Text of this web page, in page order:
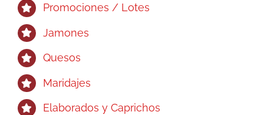
Promociones / Lotes
Jamones
Quesos
Maridajes
Elaborados y Caprichos